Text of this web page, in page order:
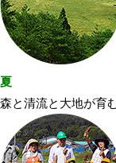
夏
森と清流と大地が育